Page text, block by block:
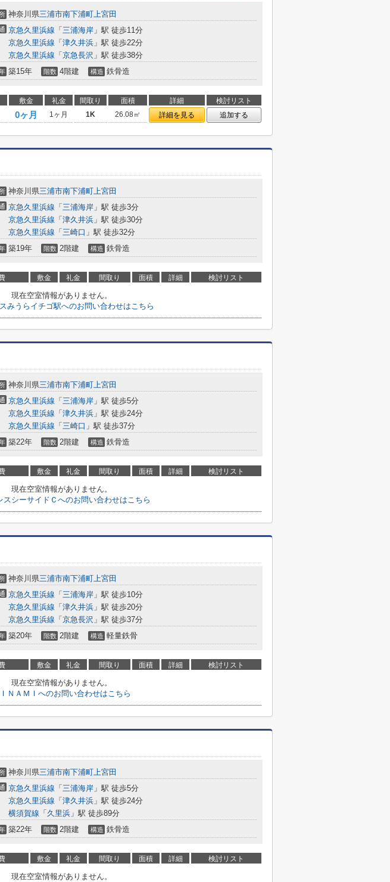
神奈川県三浦市南下浦町上宮田
京急久里浜線 「 三浦海岸 」駅 徒歩11分
京急久里浜線 「 津久井浜 」駅 徒歩22分
京急久里浜線 「 京急長沢 」駅 徒歩38分
築15年 階数 4階建 構造 鉄骨造
敷金 礼金 間取り 面積 詳細
検討リスト
0ヶ月 1ヶ月 1K 26.08㎡ 詳細を見る 追加する
神奈川県三浦市南下浦町上宮田
京急久里浜線 「 三浦海岸 」駅 徒歩3分
京急久里浜線 「 津久井浜 」駅 徒歩30分
京急久里浜線 「 三崎口 」駅 徒歩32分
築19年 階数 2階建 構造 鉄骨造
敷金 礼金 間取り 面積 詳細 検討リスト
現在空室情報がありません。
みうらイチゴ駅へのお問い合わせはこちら
神奈川県三浦市南下浦町上宮田
京急久里浜線 「 三浦海岸 」駅 徒歩5分
京急久里浜線 「 津久井浜 」駅 徒歩24分
京急久里浜線 「 三崎口 」駅 徒歩37分
築22年 階数 2階建 構造 鉄骨造
敷金 礼金 間取り 面積 詳細 検討リスト
現在空室情報がありません。
スシーサイドＣへのお問い合わせはこちら
神奈川県三浦市南下浦町上宮田
京急久里浜線 「 三浦海岸 」駅 徒歩10分
京急久里浜線 「 津久井浜 」駅 徒歩20分
京急久里浜線 「 京急長沢 」駅 徒歩37分
築20年 階数 2階建 構造 軽量鉄骨
敷金 礼金 間取り 面積 詳細 検討リスト
現在空室情報がありません。
ＮＡＭＩへのお問い合わせはこちら
神奈川県三浦市南下浦町上宮田
京急久里浜線 「 三浦海岸 」駅 徒歩5分
京急久里浜線 「 津久井浜 」駅 徒歩24分
横須賀線 「 久里浜 」駅 徒歩89分
築22年 階数 2階建 構造 鉄骨造
敷金 礼金 間取り 面積 詳細 検討リスト
現在空室情報がありません。